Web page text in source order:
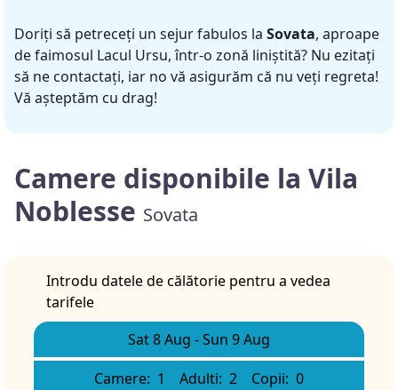
Doriți să petreceți un sejur fabulos la Sovata, aproape
de faimosul Lacul Ursu, într-o zonă liniștită? Nu ezitați
să ne contactați, iar no vă asigurăm că nu veți regreta!
Vă așteptăm cu drag!
Camere disponibile la Vila
Noblesse Sovata
Introdu datele de călătorie pentru a vedea
tarifele
Sat 8 Aug -Sun 9 Aug
Camere: 1 Adulti: 2 Copii: 0